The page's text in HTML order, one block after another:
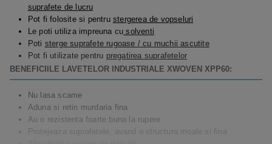
suprafete de lucru
Pot fi folosite si pentru stergerea de vopseluri
Le poti utiliza impreuna cu solventi
Poti sterge suprafete rugoase / cu muchii ascutite
Pot fi utilizate pentru pregatirea suprafetelor
BENEFICIILE LAVETELOR INDUSTRIALE XWOVEN XPP60:
Nu lasa scame
Aduna si retin murdaria fina
Au o rezistenta foarte buna la rupere
Protejeaza suprafetele, avand o structura moale si fina